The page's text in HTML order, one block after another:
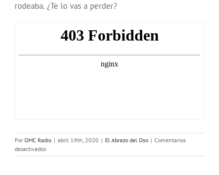
rodeaba. ¿Te lo vas a perder?
Por OMC Radio | abril 19th, 2020 | El Abrazo del Oso | Comentarios
desactivadosen
El